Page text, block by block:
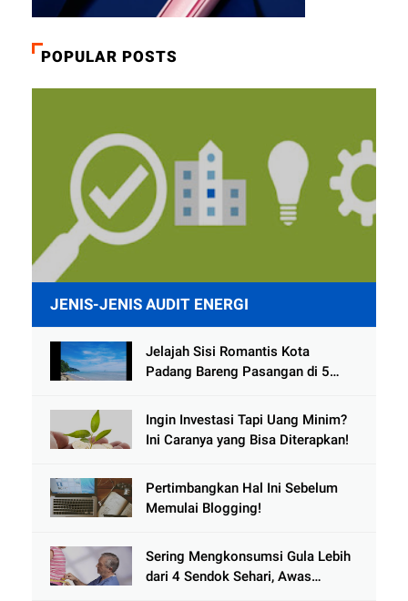
POPULAR POSTS
JENIS-JENIS AUDIT ENERGI
Jelajah Sisi Romantis Kota
Padang Bareng Pasangan di 5
Ingin Investasi Tapi Uang Minim?
Ini Caranya yang Bisa Diterapkan!
Pertimbangkan Hal Ini Sebelum
Memulai Blogging!
Sering Mengkonsumsi Gula Lebih
dari 4 Sendok Sehari, Awas